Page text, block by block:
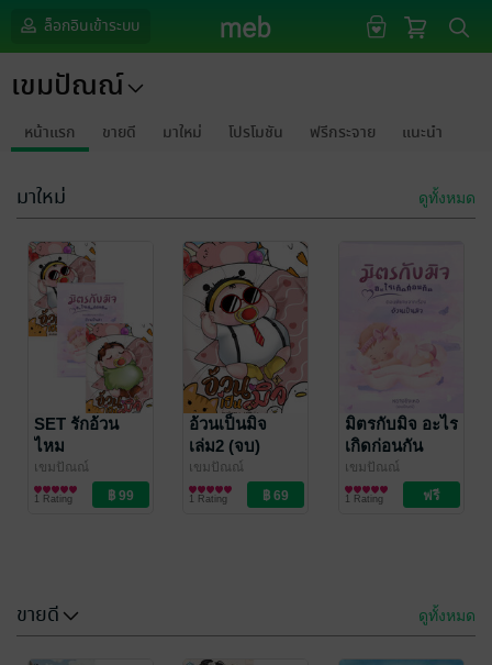
ล็อกอินเข้าระบบ
เขมปัณณ์
หน้าแรก ขายดี มาใหม่ โปรโมชัน ฟรีกระจาย แนะนำ
มาใหม่ ดูทั้งหมด
SET รักอ้วน
ไหม
เขมปัณณ์
นิยายวาย Boy
Love / Yaoi
1 Rating
อ้วนเป็นมิจ
เล่ม2 (จบ)
เขมปัณณ์
นิยายวาย Boy
Love / Yaoi
1 Rating
มิตรกับมิจ อะไร
เกิดก่อนกัน
เขมปัณณ์
นิยายวาย Boy
Love / Yaoi
1 Rating
ขายดี ดูทั้งหมด